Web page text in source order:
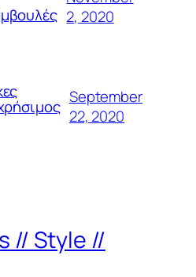
2, 2020
September
22, 2020
// Style //